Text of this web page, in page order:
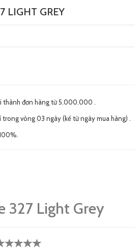
LIGHT GREY
thành đơn hàng từ 5.000.000 .
vòng 03 ngày (kế từ ngày mua hàng) .
327 Light Grey